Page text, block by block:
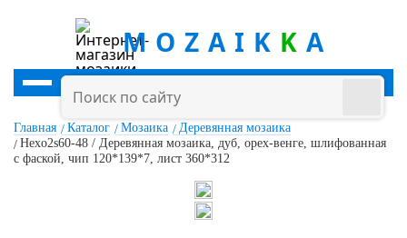
MOZAIK K A
Главная Каталог Мозаика
Деревянная мозаика
Hexo2s60-48 / Деревянная мозаика, дуб, орех-венге, шлифованная
с фаской, чип 120*139*7, лист 360*312